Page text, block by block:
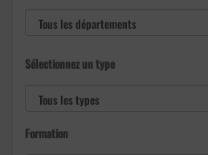
Sélectionnez un type
Formation